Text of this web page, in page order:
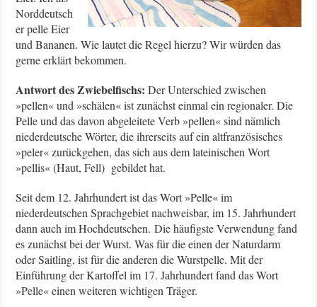
Norddeutsch
er pelle Eier
und Bananen. Wie lautet die Regel hierzu? Wir würden das
gerne erklärt bekommen.
Antwort des Zwiebelfischs: Der Unterschied zwischen
»pellen« und »schälen« ist zunächst einmal ein regionaler. Die
Pelle und das davon abgeleitete Verb »pellen« sind nämlich
niederdeutsche Wörter, die ihrerseits auf ein altfranzösisches
»peler« zurückgehen, das sich aus dem lateinischen Wort
»pellis« (Haut, Fell) gebildet hat.
Seit dem 12. Jahrhundert ist das Wort »Pelle« im
niederdeutschen Sprachgebiet nachweisbar, im 15. Jahrhundert
dann auch im Hochdeutschen. Die häufigste Verwendung fand
es zunächst bei der Wurst. Was für die einen der Naturdarm
oder Saitling, ist für die anderen die Wurstpelle. Mit der
Einführung der Kartoffel im 17. Jahrhundert fand das Wort
»Pelle« einen weiteren wichtigen Träger.